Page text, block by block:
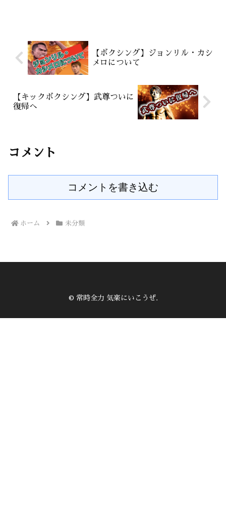
【ボクシング】ジョンリル・カシ
メロについて
【キックボクシング】武尊ついに
復帰へ
コメント
コメントを書き込む
ホーム 未分類
© 常時全力 気楽にいこうぜ.